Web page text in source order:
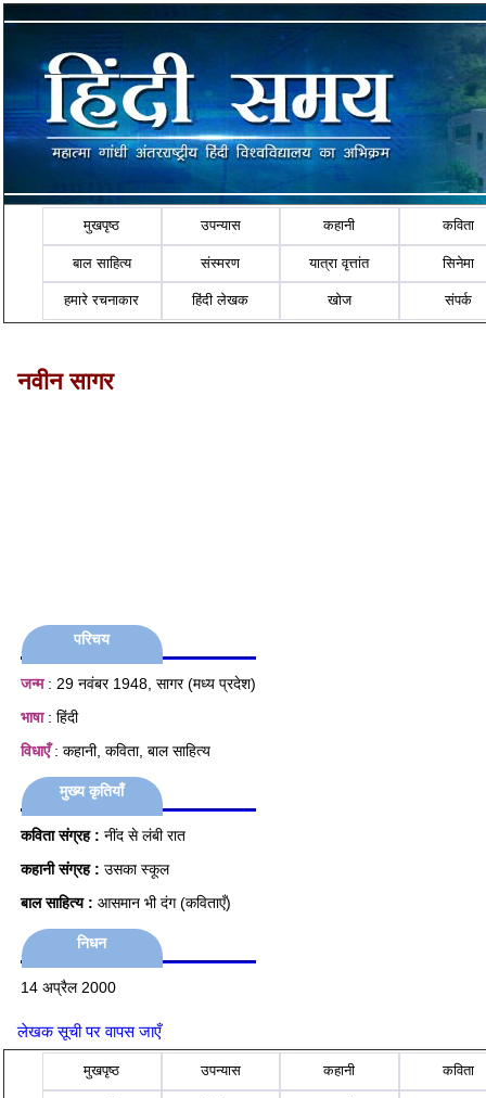
मुखपृष्ठ उपन्यास कहानी कविता
बाल साहित्य संस्मरण यात्रा वृत्तांत सिनेमा
हमारे रचनाकार हिंदी लेखक खोज संपर्क
नवीन सागर
परिचय
जन्म: 29 नवंबर 1948, सागर (मध्य प्रदेश)
भाषा: हिंदी
विधाएँ: कहानी, कविता, बाल साहित्य
मुख्य कृतियाँ
कविता संग्रह : नींद से लंबी रात
कहानी संग्रह : उसका स्कूल
बाल साहित्य : आसमान भी दंग (कविताएँ)
निधन
14 अप्रैल 2000
लेखक सूची पर वापस जाएँ
मुखपृष्ठ उपन्यास कहानी कविता